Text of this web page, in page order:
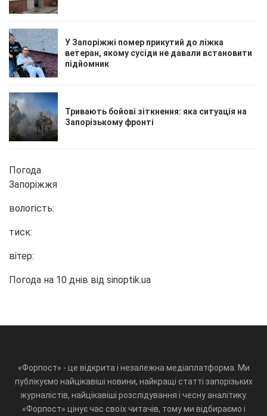
У Запоріжжі помер прикутий до ліжка
ветеран, якому сусіди не давали встановити
підйомник
Тривають бойові зіткнення: яка ситуація на
Запорізькому фронті
Погода
Запоріжжя
вологість:
тиск:
вітер:
Погода на 10 днів від sinoptik.ua
«Форпост» - це відкрита і незалежна медіаплатформа. Ми
публікуємо найцікавіші новини, найкращі статті запорізьких
журналістів, найцікавіші розслідування і чесну аналітику.
«Форпост» цінує час своїх читачів, тому ми відбираємо і